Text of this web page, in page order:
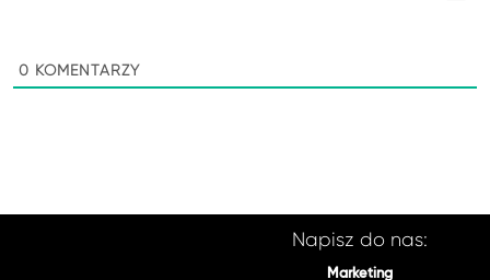
0 KOMENTARZY
Napisz do nas:
Marketing